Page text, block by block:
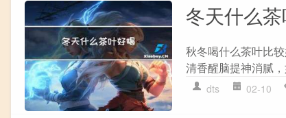
冬天什么
秋冬喝什么茶叶比
清香醒脑提神消腻
dts 02-10